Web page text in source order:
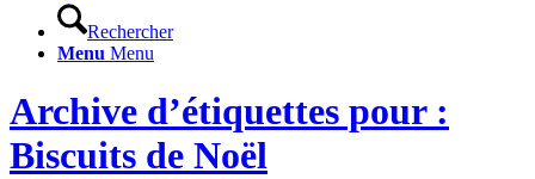
Rechercher
Menu Menu
Archive d’étiquettes pour :
Biscuits de Noël